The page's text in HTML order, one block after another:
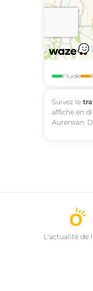
Fluide
Suivez le
affiche en
Aurensan.
L'actualité de